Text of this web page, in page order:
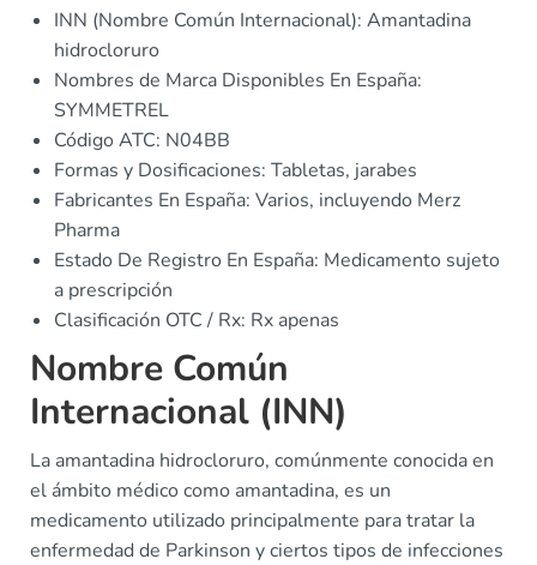
INN (Nombre Común Internacional): Amantadina
hidrocloruro
Nombres de Marca Disponibles En España:
SYMMETREL
Código ATC: N04BB
Formas y Dosificaciones: Tabletas, jarabes
Fabricantes En España: Varios, incluyendo Merz
Pharma
Estado De Registro En España: Medicamento sujeto
a prescripción
Clasificación OTC / Rx: Rx apenas
Nombre Común
Internacional (INN)
La amantadina hidrocloruro, comúnmente conocida en
el ámbito médico como amantadina, es un
medicamento utilizado principalmente para tratar la
enfermedad de Parkinson y ciertos tipos de infecciones